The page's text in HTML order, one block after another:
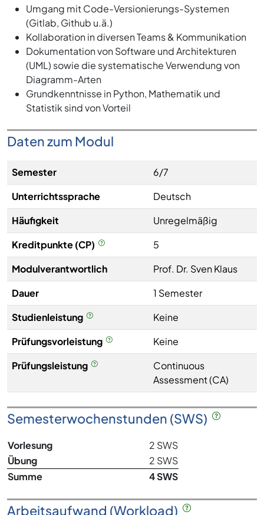
Umgang mit Code-Versionierungs-Systemen
(Gitlab, Github u.ä.)
Kollaboration in diversen Teams & Kommunikation
Dokumentation von Software und Architekturen
(UML) sowie die systematische Verwendung von
Diagramm-Arten
Grundkenntnisse in Python, Mathematik und
Statistik sind von Vorteil
Daten zum Modul
Semester
6/7
Unterrichtssprache
Deutsch
Häufigkeit
Unregelmäßig
Kreditpunkte (CP)
5
Modulverantwortlich
Prof. Dr. Sven Klaus
Dauer
1 Semester
Studienleistung
Keine
Prüfungsvorleistung
Keine
Prüfungsleistung
Continuous
Assessment (CA)
Semesterwochenstunden (SWS)
Vorlesung
2 SWS
Übung
2 SWS
Summe
4 SWS
Arbeitsaufwand (Workload)